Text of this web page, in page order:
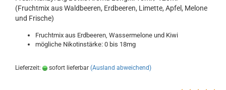
(Fruchtmix aus Waldbeeren, Erdbeeren, Limette, Apfel, Melone
und Frische)
Fruchtmix aus Erdbeeren, Wassermelone und Kiwi
mögliche Nikotinstärke: 0 bis 18mg
Lieferzeit: sofort lieferbar (Ausland abweichend)